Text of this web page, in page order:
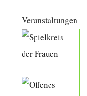
Veranstaltungen